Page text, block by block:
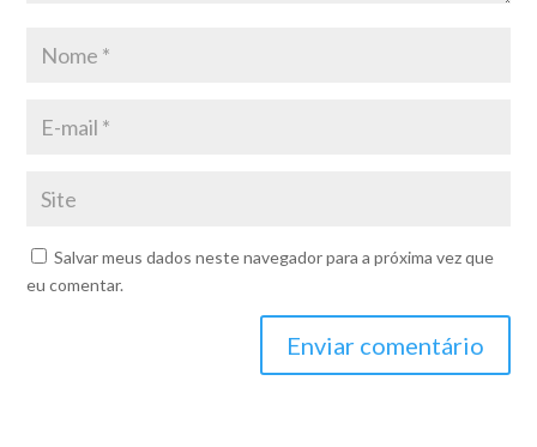
Salvar meus dados neste navegador para a próxima vez que
eu comentar.
Enviar comentário